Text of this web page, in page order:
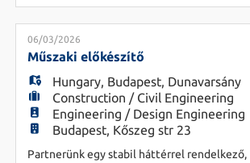
szakmailag felkészült, tapasztalt vezető
személyében. A vállalat egyszerre több –
jellemzően közintézményi és
jellegű – beruházáson dolgozik, többek
06/03/2026
Műszaki előkészítő
Hungary, Budapest, Dunavarsány
Construction / Civil Engineering
Engineering / Design Engineering
Budapest, Kőszeg str 23
Partnerünk egy stabil háttérrel rendelkező,